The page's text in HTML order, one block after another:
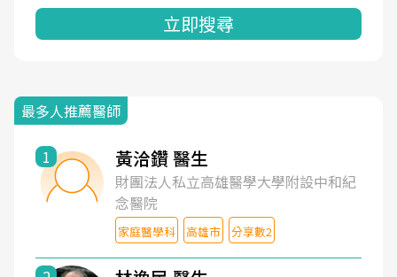
立即搜尋
最多人推薦醫師
1 黃洽鑽 醫生
財團法人私立高雄醫學大學附設中和紀
念醫院
家庭醫學科 高雄市 分享數2